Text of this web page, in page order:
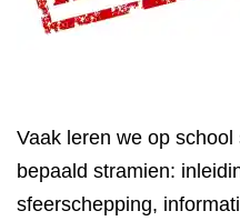
Vaak leren we op
bepaald stramien:
sfeerschepping,